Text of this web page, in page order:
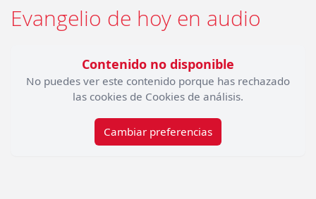
Evangelio de hoy en audio
Contenido no disponible
No puedes ver este contenido porque has rechazado
las cookies de Cookies de análisis.
Cambiar preferencias